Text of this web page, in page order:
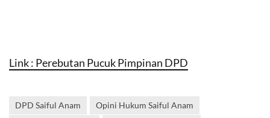
Link : Perebutan Pucuk Pimpinan DPD
DPD Saiful Anam
Opini Hukum Saiful Anam